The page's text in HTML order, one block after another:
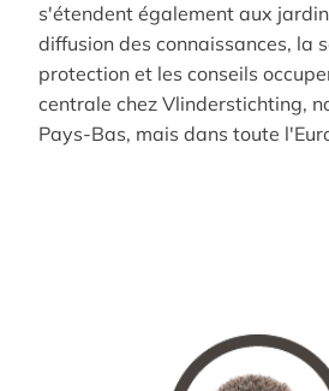
s'étendent également aux
diffusion des connaissances, la
protection et les conseils
centrale chez Vlinderstichting,
Pays-Bas, mais dans toute